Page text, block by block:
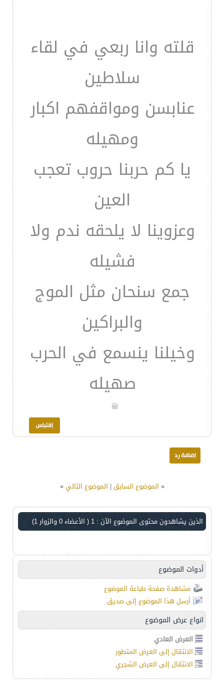
قلته وانا ربعي في لقاء
سلاطين
عنابسن ومواقفهم اكبار
ومهيله
يا كم حربنا حروب تعجب
العين
وعزوينا لا يلحقه ندم ولا
فشيله
جمع سنحان مثل الموج
والبراكين
وخيلنا ينسمع في الحرب
صهيله
« الموضوع السابق| الموضوع التالي»
الذين يشاهدون محتوى الموضوع الآن : 1 ( الأعضاء 0 والزوار 1)
أدوات الموضوع
مشاهدة صفحة طباعة الموضوع
أرسل هذا الموضوع إلى صديق
انواع عرض الموضوع
العرض العادي
الانتقال إلى العرض المتطور
الانتقال إلى العرض الشجري